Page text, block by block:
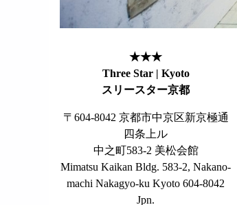
★★★
Three Star | Kyoto
スリースター京都
〒604-8042 京都市中京区新京極通
四条上ル
中之町583-2 美松会館
Mimatsu Kaikan Bldg. 583-2, Nakano-
machi Nakagyo-ku Kyoto 604-8042
Jpn.